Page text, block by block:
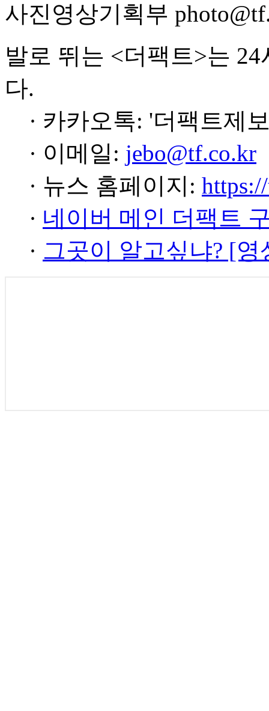
사진영상기획부
발로 뛰는 <더팩트>는
다.
· 카카오톡: '더팩트제
· 이메일: jebo@tf.co.kr
· 뉴스 홈페이지:
· 네이버 메인 더팩트
· 그곳이 알고싶냐? [